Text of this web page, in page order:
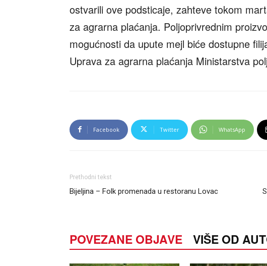
ostvarili ove podsticaje, zahteve tokom
za agrarna plaćanja. Poljoprivrednim
mogućnosti da upute mejl biće dostupne
Uprava za agrarna plaćanja Ministarstva
Facebook Twitter WhatsApp
Prethodni tekst
Bijeljina – Folk promenada u restoranu Lovac
POVEZANE OBJAVE VIŠE OD